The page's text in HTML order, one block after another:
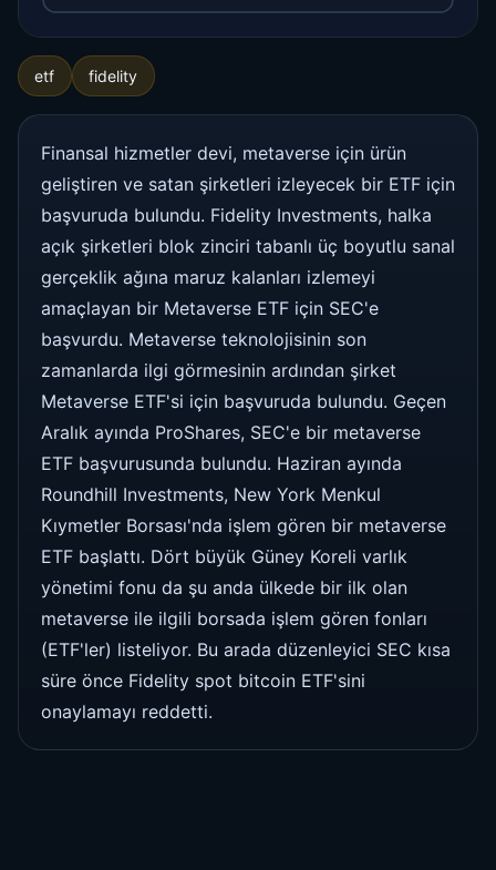
etf fidelity
Finansal hizmetler devi, metaverse için ürün
geliştiren ve satan şirketleri izleyecek bir ETF için
başvuruda bulundu. Fidelity Investments, halka
açık şirketleri blok zinciri tabanlı üç boyutlu sanal
gerçeklik ağına maruz kalanları izlemeyi
amaçlayan bir Metaverse ETF için SEC'e
başvurdu. Metaverse teknolojisinin son
zamanlarda ilgi görmesinin ardından şirket
Metaverse ETF'si için başvuruda bulundu. Geçen
Aralık ayında ProShares, SEC'e bir metaverse
ETF başvurusunda bulundu. Haziran ayında
Roundhill Investments, New York Menkul
Kıymetler Borsası'nda işlem gören bir metaverse
ETF başlattı. Dört büyük Güney Koreli varlık
yönetimi fonu da şu anda ülkede bir ilk olan
metaverse ile ilgili borsada işlem gören fonları
(ETF'ler) listeliyor. Bu arada düzenleyici SEC kısa
süre önce Fidelity spot bitcoin ETF'sini
onaylamayı reddetti.